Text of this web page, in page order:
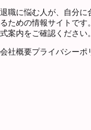
退職に悩む人が、自分に
るための情報サイトで
式案内をご確認ください。
会社概要プライバシーポ